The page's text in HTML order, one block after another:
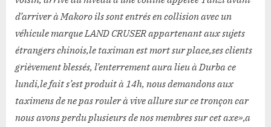
d’arriver à Makoro ils sont entrés en collision avec un
véhicule marque LAND CRUSER appartenant aux sujets
étrangers chinois,le taximan est mort sur place,ses clients
grièvement blessés, l’enterrement aura lieu à Durba ce
lundi,le fait s’est produit à 14h, nous demandons aux
taximens de ne pas rouler à vive allure sur ce tronçon car
nous avons perdu plusieurs de nos membres sur cet axe»,a